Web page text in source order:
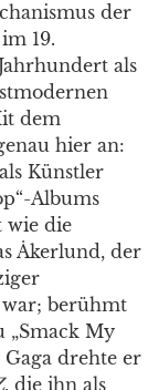
der
19.
als
dem
hier an:
Künstler
Albums
wie die
Åkerlund, der
war; berühmt
„Smack My
drehte er
, die ihn als